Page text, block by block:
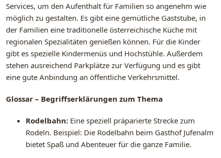
Services, um den Aufenthalt für Familien so angenehm wie
möglich zu gestalten. Es gibt eine gemütliche Gaststube, in
der Familien eine traditionelle österreichische Küche mit
regionalen Spezialitäten genießen können. Für die Kinder
gibt es spezielle Kindermenüs und Hochstühle. Außerdem
stehen ausreichend Parkplätze zur Verfügung und es gibt
eine gute Anbindung an öffentliche Verkehrsmittel.
Glossar – Begriffserklärungen zum Thema
Rodelbahn: Eine speziell präparierte Strecke zum
Rodeln. Beispiel: Die Rodelbahn beim Gasthof Jufenalm
bietet Spaß und Abenteuer für die ganze Familie.